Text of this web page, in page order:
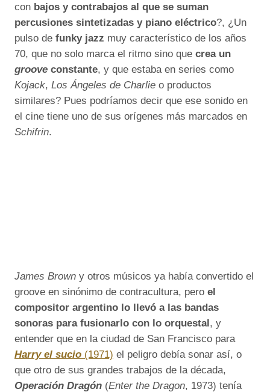
con bajos y contrabajos al que se suman
percusiones sintetizadas y piano eléctrico?, ¿Un
pulso de funky jazz muy característico de los años
70, que no solo marca el ritmo sino que crea un
groove constante, y que estaba en series como
Kojack, Los Ángeles de Charlie o productos
similares? Pues podríamos decir que ese sonido en
el cine tiene uno de sus orígenes más marcados en
Schifrin.
James Brown y otros músicos ya había convertido el
groove en sinónimo de contracultura, pero el
compositor argentino lo llevó a las bandas
sonoras para fusionarlo con lo orquestal, y
entender que en la ciudad de San Francisco para
Harry el sucio (1971) el peligro debía sonar así, o
que otro de sus grandes trabajos de la década,
Operación Dragón (Enter the Dragon, 1973) tenía